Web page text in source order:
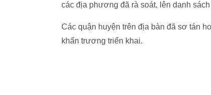
các địa phương đã rà soát, lên danh
Các quận huyện trên địa bàn đã sơ tán
khẩn trương triển khai.